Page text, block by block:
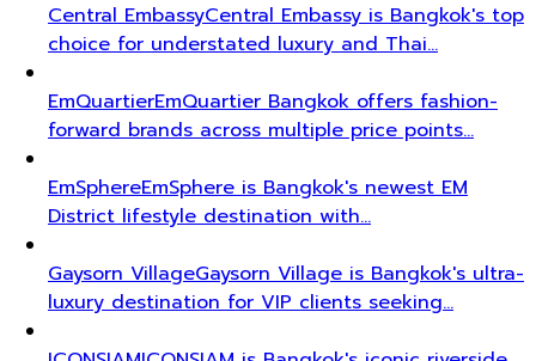
Central EmbassyCentral Embassy is Bangkok's top
choice for understated luxury and Thai…
EmQuartierEmQuartier Bangkok offers fashion-
forward brands across multiple price points…
EmSphereEmSphere is Bangkok's newest EM
District lifestyle destination with…
Gaysorn VillageGaysorn Village is Bangkok's ultra-
luxury destination for VIP clients seeking…